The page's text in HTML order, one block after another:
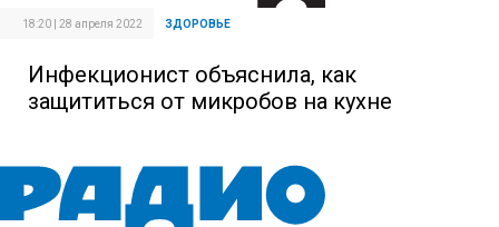
18:20 | 28 апреля 2022 ЗДОРОВЬЕ
Инфекционист объяснила, как
защититься от микробов на кухне